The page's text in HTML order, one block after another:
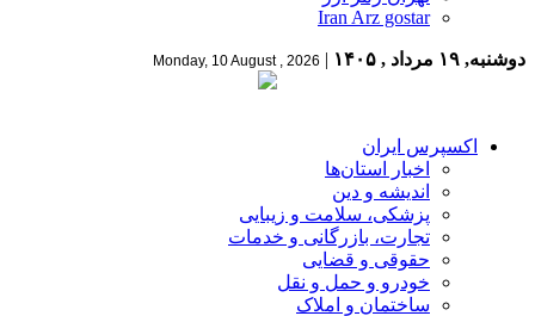
Iran Arz gostar
دوشنبه, ۱۹ مرداد , ۱۴۰۵ |
Monday, 10 August , 2026
اکسپرس ایران
اخبار استان‌ها
اندیشه و دین
پزشکی، سلامت و زیبایی
تجارت، بازرگانی و خدمات
حقوقی و قضایی
خودرو و حمل و نقل
ساختمان و املاک